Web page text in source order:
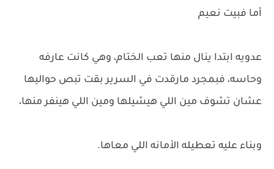
أما فبيت نعيم
عدويه ابتدا ينال منها تعب الختام، وهي كانت عارفه
وحاسه، فبمجرد مارقدت في السرير بقت تبص حواليها
عشان تشوف مين اللي هيشيلها ومين اللي هينفر منها،
وبناء عليه تعطيله الأمانه اللي معاها.